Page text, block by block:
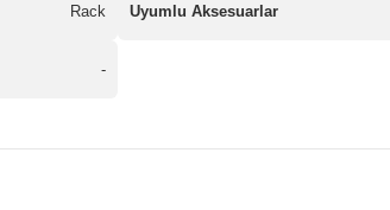
Rack Uyumlu Aksesuarlar
-